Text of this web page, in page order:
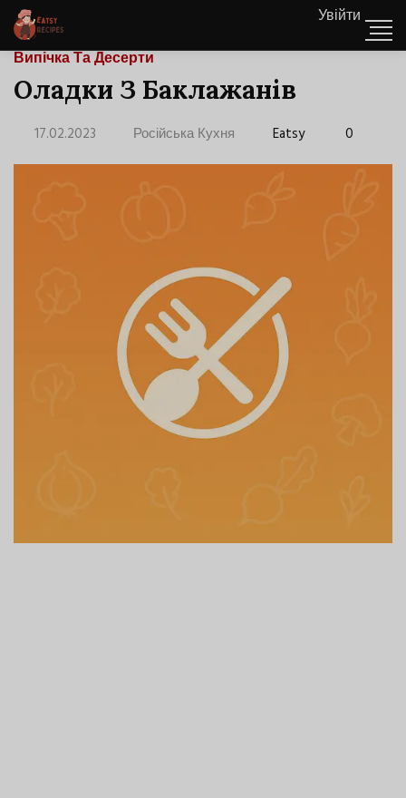
Увійти
Випічка Та Десерти
Оладки З Баклажанів
17.02.2023 Російська Кухня Eatsy 0